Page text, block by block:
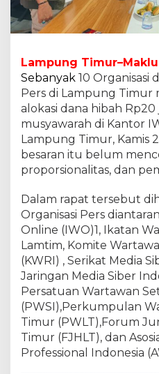
T
i
m
T
o
l
a
A
l
o
k
i
H
i
b
a
h
R
P
2
0
u
Lampung
Sebanyak 10 Organisasi
Pers di Lampung Timur
alokasi dana hibah Rp20
musyawarah di Kantor
Lampung Timur, Kamis
besaran itu belum
proporsionalitas, dan
Dalam rapat tersebut
Organisasi Pers
Online (IWO)1, Ikatan
Lamtim, Komite
(KWRI) , Serikat Media
Jaringan Media Siber
Persatuan Wartawan
(PWSI),Perkumpulan
Timur (PWLT),Forum
Timur (FJHLT), dan
Professional Indonesia